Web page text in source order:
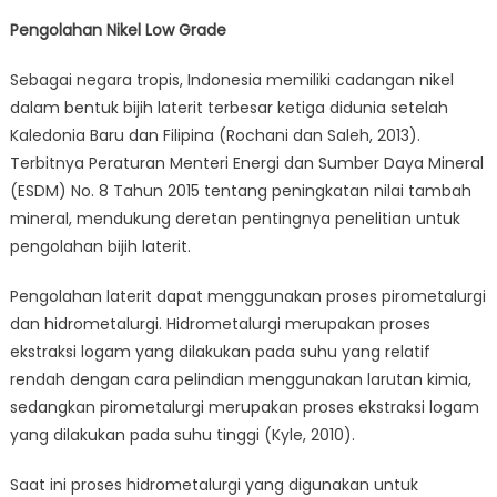
Pengolahan Nikel Low Grade
Sebagai negara tropis, Indonesia memiliki cadangan nikel
dalam bentuk bijih laterit terbesar ketiga didunia setelah
Kaledonia Baru dan Filipina (Rochani dan Saleh, 2013).
Terbitnya Peraturan Menteri Energi dan Sumber Daya Mineral
(ESDM) No. 8 Tahun 2015 tentang peningkatan nilai tambah
mineral, mendukung deretan pentingnya penelitian untuk
pengolahan bijih laterit.
Pengolahan laterit dapat menggunakan proses pirometalurgi
dan hidrometalurgi. Hidrometalurgi merupakan proses
ekstraksi logam yang dilakukan pada suhu yang relatif
rendah dengan cara pelindian menggunakan larutan kimia,
sedangkan pirometalurgi merupakan proses ekstraksi logam
yang dilakukan pada suhu tinggi (Kyle, 2010).
Saat ini proses hidrometalurgi yang digunakan untuk